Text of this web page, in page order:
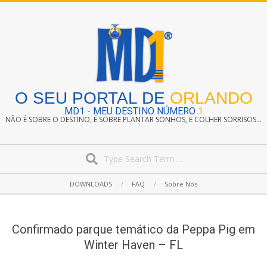
O SEU PORTAL DE ORLANDO
MD1 - MEU DESTINO NÚMERO 1
NÃO É SOBRE O DESTINO, É SOBRE PLANTAR SONHOS, E COLHER SORRISOS...
Navigation
DOWNLOADS FAQ Sobre Nós
Confirmado parque temático da Peppa Pig em
Winter Haven – FL